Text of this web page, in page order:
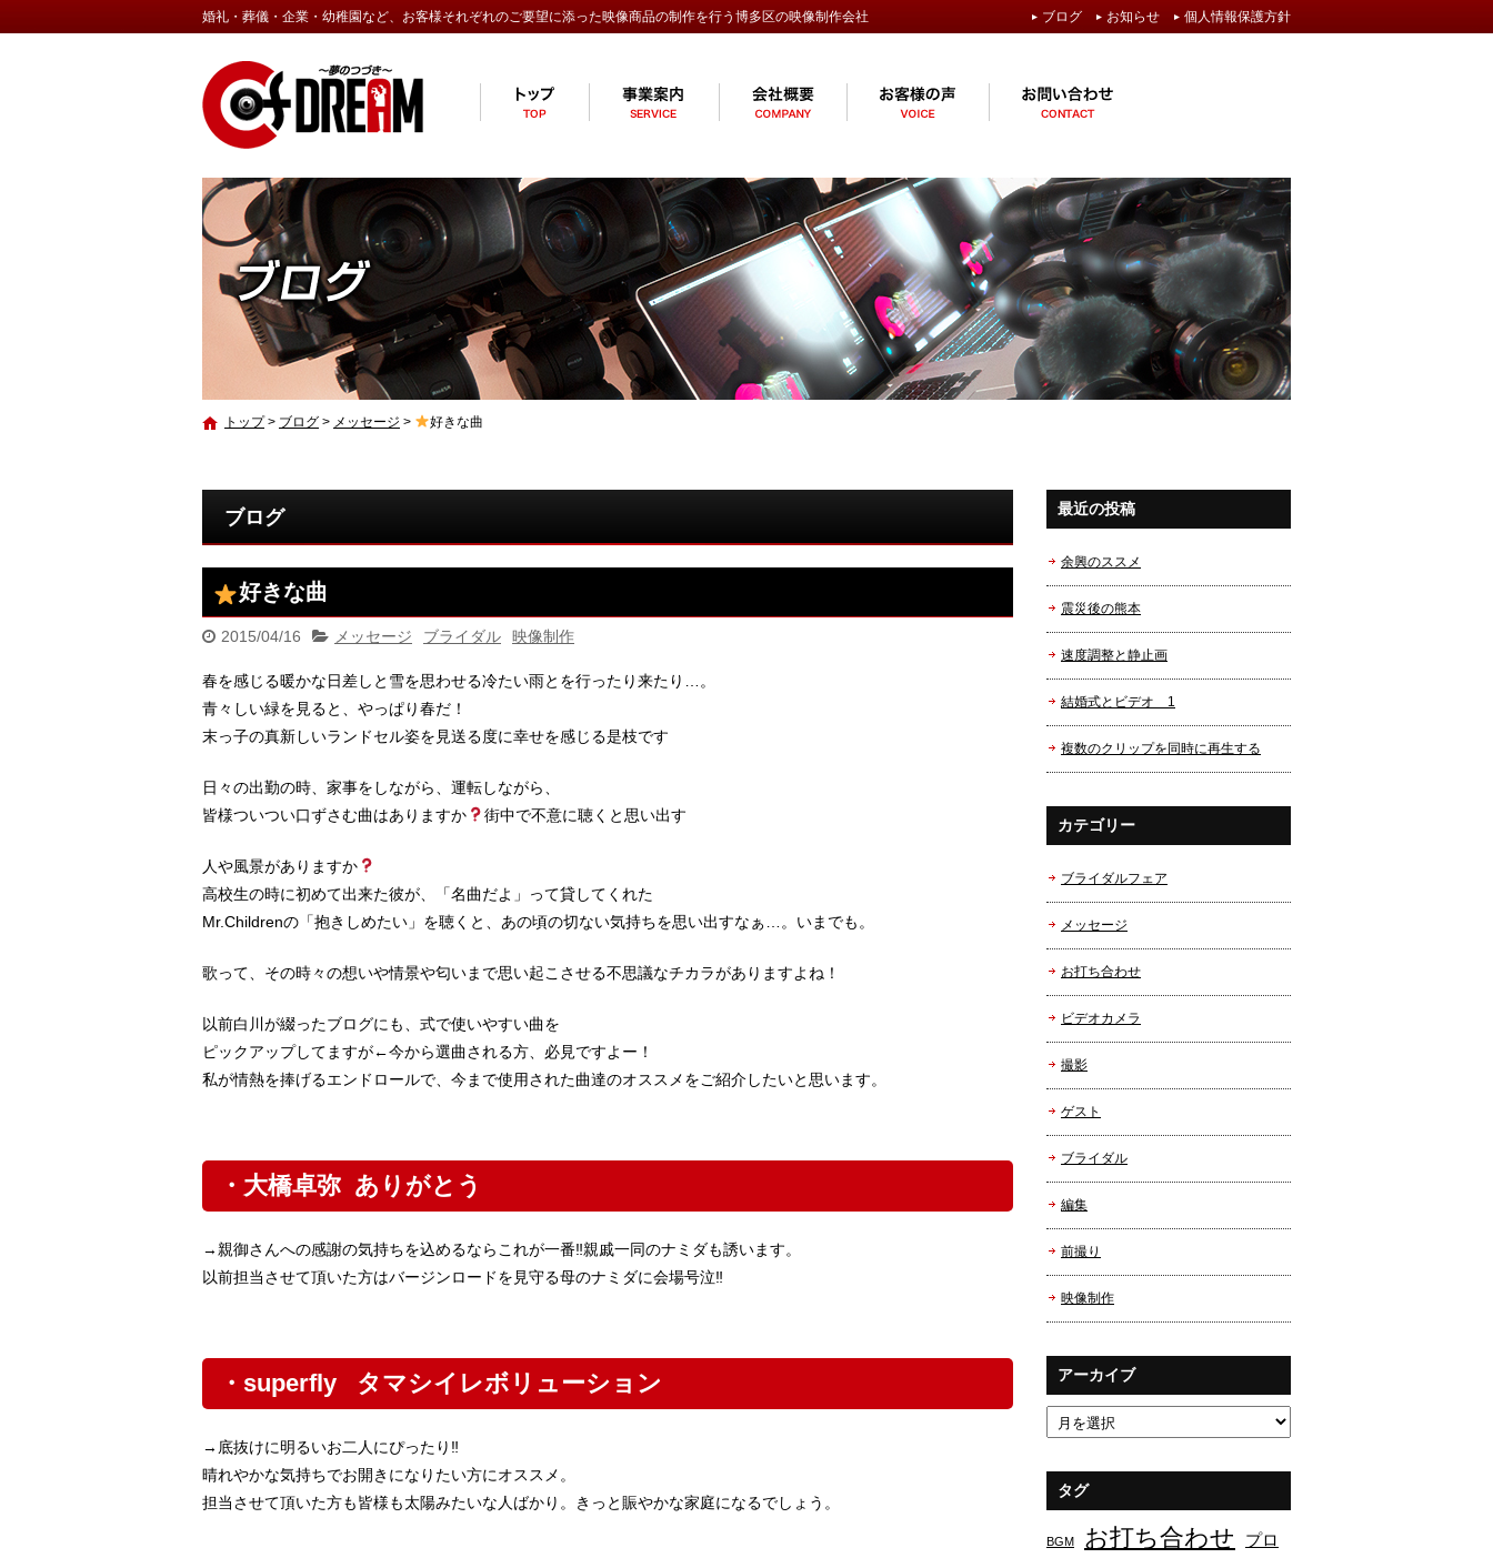
婚礼・葬儀・企業・幼稚園など、お客様それぞれのご要望に添った映像商品の制作を行う博多区の映像制作会社 ブログ お知らせ 個人情報保護方針
トップ> ブログ > メッセージ > 好きな曲
ブログ
好きな曲
2015/04/16 メッセージ ブライダル 映像制作
春を感じる暖かな日差しと雪を思わせる冷たい雨とを行ったり来たり…。
青々しい緑を見ると、やっぱり春だ！
末っ子の真新しいランドセル姿を見送る度に幸せを感じる是枝です
日々の出勤の時、家事をしながら、運転しながら、
皆様ついつい口ずさむ曲はありますか
街中で不意に聴くと思い出す
人や風景がありますか
高校生の時に初めて出来た彼が、「名曲だよ」って貸してくれた
Mr.Childrenの「抱きしめたい」を聴くと、あの頃の切ない気持ちを思い出すなぁ…。いまでも。
歌って、その時々の想いや情景や匂いまで思い起こさせる不思議なチカラがありますよね！
以前白川が綴ったブログにも、式で使いやすい曲を
ピックアップしてますが←今から選曲される方、必見ですよー！
私が情熱を捧げるエンドロールで、今まで使用された曲達のオススメをご紹介したいと思います。
・大橋卓弥 ありがとう
→親御さんへの感謝の気持ちを込めるならこれが一番‼︎親戚一同のナミダも誘います。
以前担当させて頂いた方はバージンロードを見守る母のナミダに会場号泣‼︎
・superfly タマシイレボリューション
→底抜けに明るいお二人にぴったり‼︎
晴れやかな気持ちでお開きになりたい方にオススメ。
担当させて頂いた方も皆様も太陽みたいな人ばかり。きっと賑やかな家庭になるでしょう。
最近の投稿
余興のススメ
震災後の熊本
速度調整と静止画
結婚式とビデオ 1
複数のクリップを同時に再生する
カテゴリー
ブライダルフェア
メッセージ
お打ち合わせ
ビデオカメラ
撮影
ゲスト
ブライダル
編集
前撮り
映像制作
アーカイブ
アーカイブ
タグ
BGM お打ち合わせ プロ